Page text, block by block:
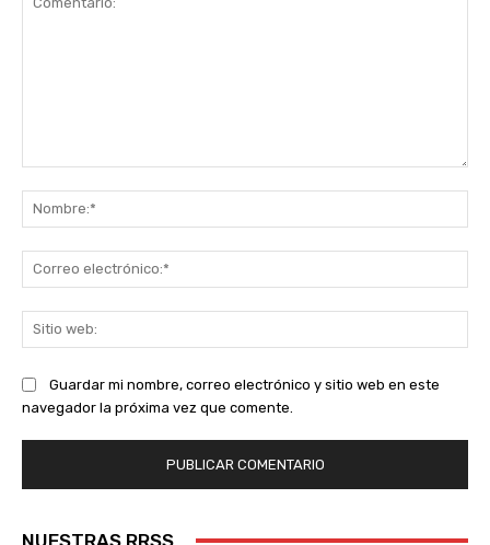
Guardar mi nombre, correo electrónico y sitio web en este
navegador la próxima vez que comente.
NUESTRAS RRSS